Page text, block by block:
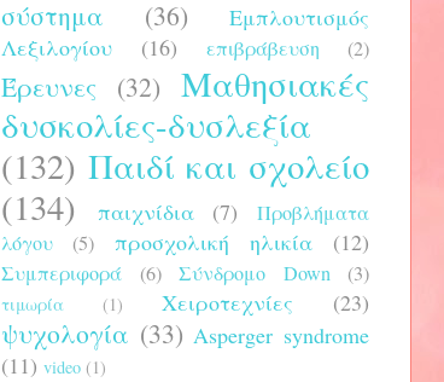
σύστημα
(36)
Εμπλουτισμός
Λεξιλογίου
(16) επιβράβευση (2)
Έρευνες (32)
Μαθησιακές
δυσκολίες-δυσλεξία
(132) Παιδί και σχολείο
(134)
παιχνίδια (7)
Προβλήματα
λόγου
(5) προσχολική ηλικία (12)
Συμπεριφορά (6) Σύνδρομο Down (3)
τιμωρία (1) Χειροτεχνίες (23)
ψυχολογία (33) Asperger syndrome
(11) video (1)